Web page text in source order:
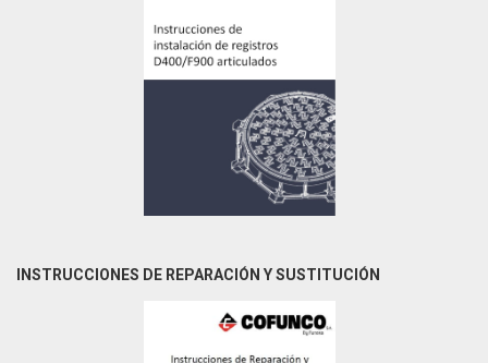
INSTRUCCIONES DE REPARACIÓN Y SUSTITUCIÓN